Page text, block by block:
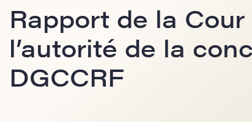
Rapport de la
l’autorité de la
DGCCRF